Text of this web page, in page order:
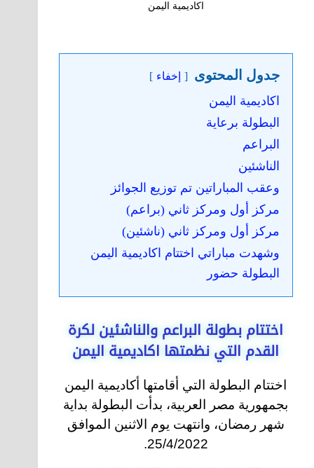
اكاديمية اليمن
جدول المحتوى إخفاء
اكاديمية اليمن
البطولة برعاية
البراعم
الناشئين
وعقب المباراتين تم توزيع الجوائز
مركز أول ومركز ثاني (براعم)
مركز أول ومركز ثاني (ناشئين)
وشهدت مباراتي اختتام اكاديمية اليمن
البطولة حضور
اختتام بطولة البراعم والناشئين لكرة
القدم التي نظمتها اكاديمية اليمن
اختتام البطولة التي أقامتها أكاديمية اليمن
بجمهورية مصر العربية، بدأت البطولة بداية
شهر رمضان، وانتهت يوم الاثنين الموافق
25/4/2022.